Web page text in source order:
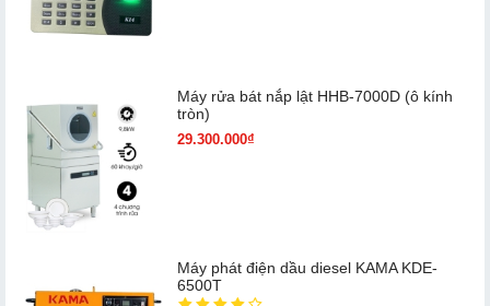
Máy rửa bát nắp lật HHB-7000D (ô kính
tròn)
29.300.000₫
Máy phát điện dầu diesel KAMA KDE-
6500T